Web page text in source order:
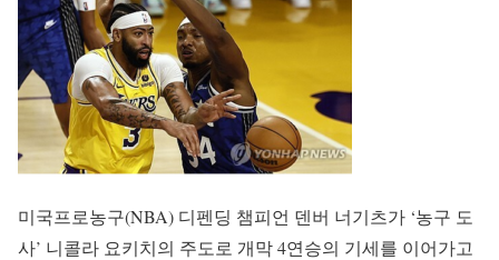
미국프로농구(NBA) 디펜딩 챔피언 덴버 너기츠가 ‘농구 도
사’ 니콜라 요키치의 주도로 개막 4연승의 기세를 이어가고